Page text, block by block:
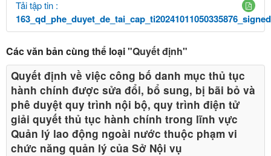
Tải tập tin :
Các văn bản cùng thể loại"Quyết định"
Quyết định về việc công bố danh mục thủ tục
hành chính được sửa đổi, bổ sung, bị bãi bỏ và
phê duyệt quy trình nội bộ, quy trình điện tử
giải quyết thủ tục hành chính trong lĩnh vực
Quản lý lao động ngoài nước thuộc phạm vi
chức năng quản lý của Sở Nội vụ